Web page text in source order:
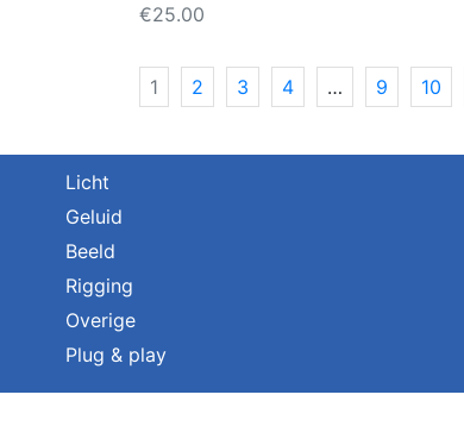
€25.00
1 2 3 4 … 9 10
Licht
Geluid
Beeld
Rigging
Overige
Plug & play